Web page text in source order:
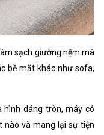
sạch giường nệm mà
bề mặt khác như sofa,
hình dáng tròn, máy có
nào và mang lại sự tiện